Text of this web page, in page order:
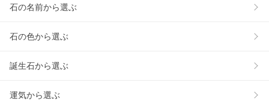
石の名前から選ぶ
石の色から選ぶ
誕生石から選ぶ
運気から選ぶ